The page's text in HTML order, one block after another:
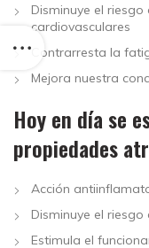
Disminuye el
cardiovasculares
Contrarresta la
Mejora nuestra
Hoy en día se
propiedades
Acción
Disminuye el
Estimula el